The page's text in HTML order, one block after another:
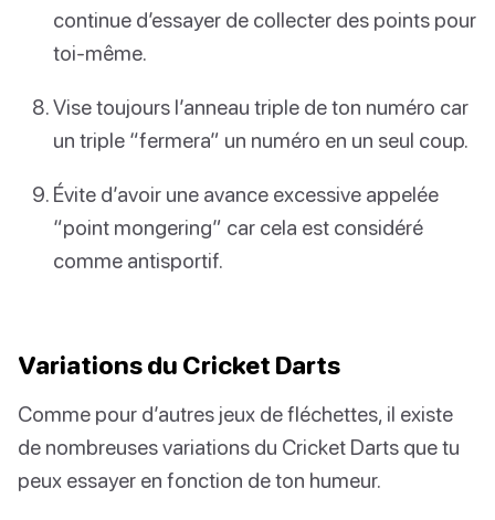
continue d’essayer de collecter des points pour
toi-même.
Vise toujours l’anneau triple de ton numéro car
un triple “fermera” un numéro en un seul coup.
Évite d’avoir une avance excessive appelée
“point mongering” car cela est considéré
comme antisportif.
Variations du Cricket Darts
Comme pour d’autres jeux de fléchettes, il existe
de nombreuses variations du Cricket Darts que tu
peux essayer en fonction de ton humeur.